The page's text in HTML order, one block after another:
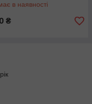
в наявності
₴